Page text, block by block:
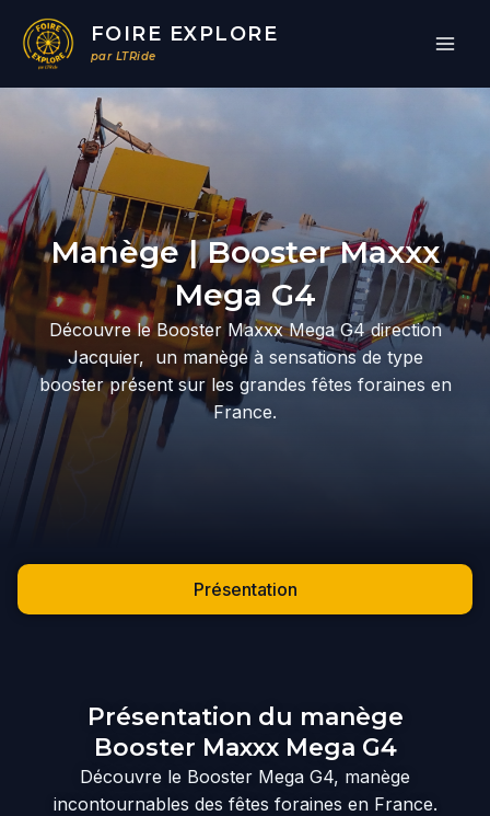
contenu
FOIRE EXPLORE
par LTRide
07/04/2026
Manège | Booster Maxxx
Mega G4
Découvre le Booster Maxxx Mega G4 direction
Jacquier, un manège à sensations de type
booster présent sur les grandes fêtes foraines en
France.
Présentation
Présentation du manège
Booster Maxxx Mega G4
Découvre le Booster Mega G4, manège
incontournables des fêtes foraines en France.